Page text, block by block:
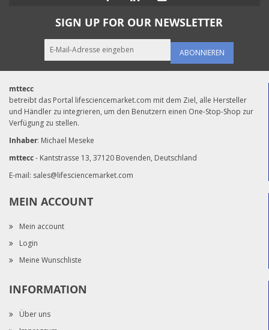
SIGN UP FOR OUR NEWSLETTER
ABONNIEREN
mttecc
betreibt das Portal lifesciencemarket.com mit dem Ziel, alle Hersteller
und Händler zu integrieren, um den Benutzern einen One-Stop-Shop zur
Verfügung zu stellen.
Inhaber: Michael Meseke
mttecc- Kantstrasse 13, 37120 Bovenden, Deutschland
E-mail: sales@lifesciencemarket.com
MEIN ACCOUNT
Mein account
Login
Meine Wunschliste
INFORMATION
Über uns